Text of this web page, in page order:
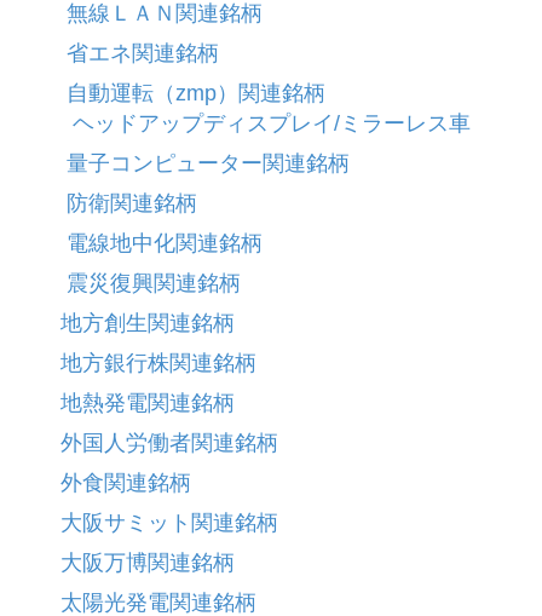
無線ＬＡＮ関連銘柄
省エネ関連銘柄
自動運転（zmp）関連銘柄
ヘッドアップディスプレイ/ミラーレス車
量子コンピューター関連銘柄
防衛関連銘柄
電線地中化関連銘柄
震災復興関連銘柄
地方創生関連銘柄
地方銀行株関連銘柄
地熱発電関連銘柄
外国人労働者関連銘柄
外食関連銘柄
大阪サミット関連銘柄
大阪万博関連銘柄
太陽光発電関連銘柄